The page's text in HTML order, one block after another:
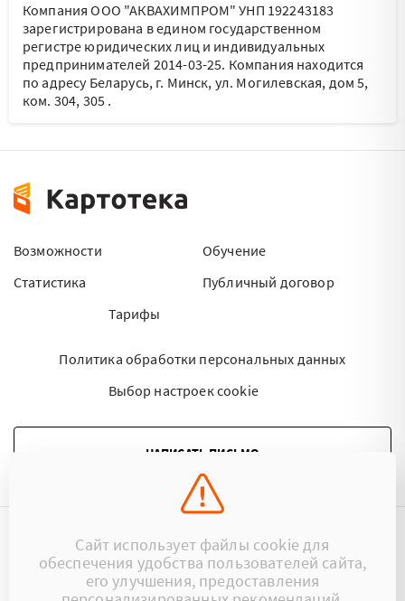
Компания ООО "АКВАХИМПРОМ" УНП 192243183
зарегистрирована в едином государственном
регистре юридических лиц и индивидуальных
предпринимателей 2014-03-25. Компания находится
по адресу Беларусь, г. Минск, ул. Могилевская, дом 5,
ком. 304, 305 .
Возможности
Статистика
Тарифы
Обучение
Публичный договор
Политика обработки персональных данных
Выбор настроек cookie
НАПИСАТЬ ПИСЬМО
©2015 - 2026 Kartoteka.by Все права защищены.
+375 (29) 17-383-17 ООО «Картотека»
Сайт использует файлы cookie для
обеспечения удобства пользователей сайта,
его улучшения, предоставления